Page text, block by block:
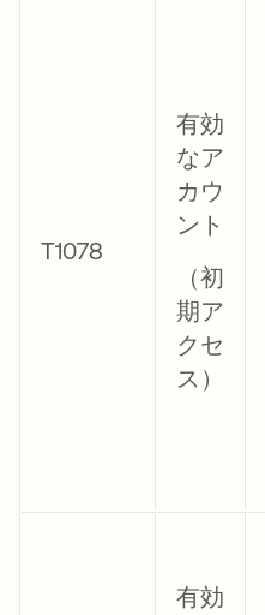
T1078
有効
なア
カウ
ント
（初
期ア
クセ
ス）
有効